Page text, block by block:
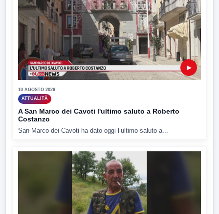
▶
10 AGOSTO 2026
ATTUALITÀ
A San Marco dei Cavoti l'ultimo saluto a Roberto
Costanzo
San Marco dei Cavoti ha dato oggi l’ultimo saluto a...